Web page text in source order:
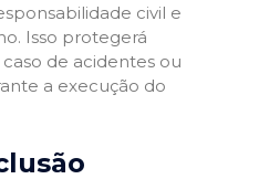
civil e
Isso protegerá
de acidentes ou
a execução do